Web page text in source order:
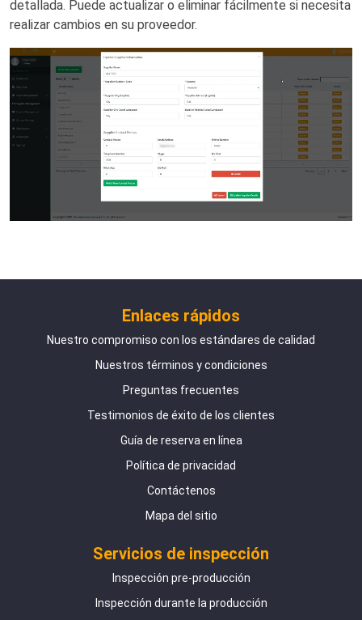
detallada. Puede actualizar o eliminar fácilmente si necesita
realizar cambios en su proveedor.
Enlaces rápidos
Nuestro compromiso con los estándares de calidad
Nuestros términos y condiciones
Preguntas frecuentes
Testimonios de éxito de los clientes
Guía de reserva en línea
Política de privacidad
Contáctenos
Mapa del sitio
Servicios de inspección
Inspección pre-producción
Inspección durante la producción